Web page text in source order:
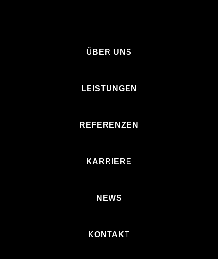
ÜBER UNS
LEISTUNGEN
REFERENZEN
KARRIERE
NEWS
KONTAKT